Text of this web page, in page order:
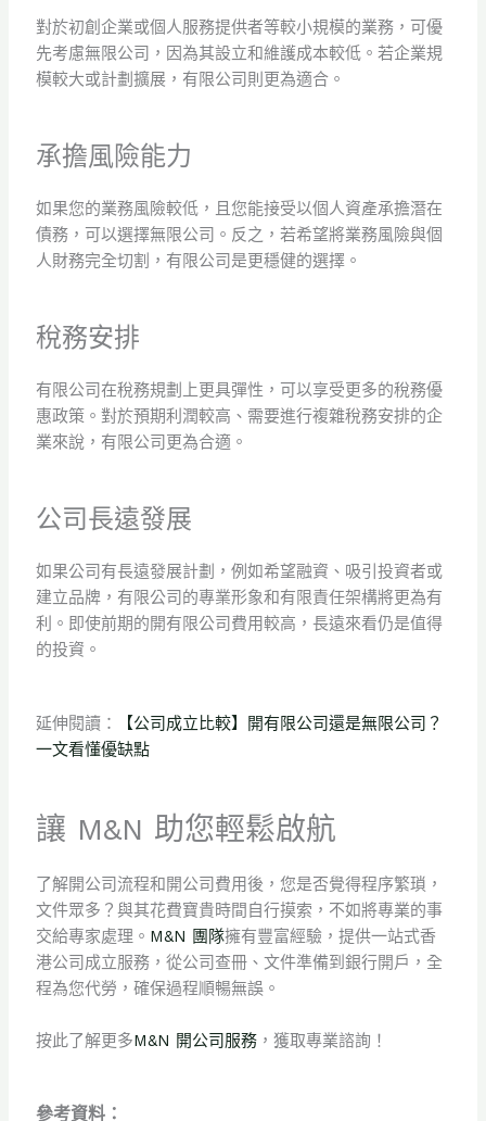
對於初創企業或個人服務提供者等較小規模的業務，可優
先考慮無限公司，因為其設立和維護成本較低。若企業規
模較大或計劃擴展，有限公司則更為適合。
承擔風險能力
如果您的業務風險較低，且您能接受以個人資產承擔潛在
債務，可以選擇無限公司。反之，若希望將業務風險與個
人財務完全切割，有限公司是更穩健的選擇。
稅務安排
有限公司在稅務規劃上更具彈性，可以享受更多的稅務優
惠政策。對於預期利潤較高、需要進行複雜稅務安排的企
業來說，有限公司更為合適。
公司長遠發展
如果公司有長遠發展計劃，例如希望融資、吸引投資者或
建立品牌，有限公司的專業形象和有限責任架構將更為有
利。即使前期的開有限公司費用較高，長遠來看仍是值得
的投資。
延伸閱讀：
【公司成立比較】開有限公司還是無限公司？
一文看懂優缺點
讓 M&N 助您輕鬆啟航
了解開公司流程和開公司費用後，您是否覺得程序繁瑣，
文件眾多？與其花費寶貴時間自行摸索，不如將專業的事
交給專家處理。 M&N 團隊擁有豐富經驗，提供一站式香
港公司成立服務，從公司查冊、文件準備到銀行開戶，全
程為您代勞，確保過程順暢無誤。
按此了解更多M&N 開公司服務 ，獲取專業諮詢！
參考資料 ：